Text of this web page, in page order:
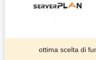
ottima scelta di